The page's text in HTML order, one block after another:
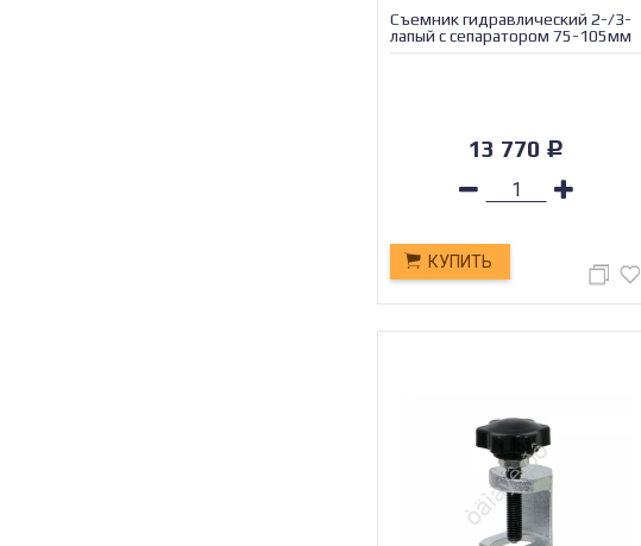
Съемник гидравлический 2-/3-
лапый с сепаратором 75-105мм
МАЯКАВТО™/1_
13 770 Р
КУПИТЬ